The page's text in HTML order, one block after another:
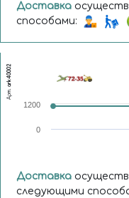
Доставка
способами:
Арт.
ark40002
0
1200
Доставка
следующими